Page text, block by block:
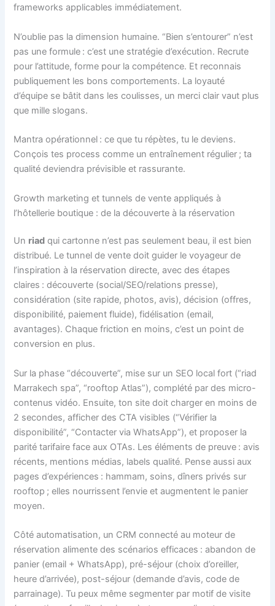
frameworks applicables immédiatement.
N’oublie pas la dimension humaine. “Bien s’entourer” n’est
pas une formule : c’est une stratégie d’exécution. Recrute
pour l’attitude, forme pour la compétence. Et reconnais
publiquement les bons comportements. La loyauté
d’équipe se bâtit dans les coulisses, un merci clair vaut plus
que mille slogans.
Mantra opérationnel : ce que tu répètes, tu le deviens.
Conçois tes process comme un entraînement régulier ; ta
qualité deviendra prévisible et rassurante.
Growth marketing et tunnels de vente appliqués à
l’hôtellerie boutique : de la découverte à la réservation
Un riad qui cartonne n’est pas seulement beau, il est bien
distribué. Le tunnel de vente doit guider le voyageur de
l’inspiration à la réservation directe, avec des étapes
claires : découverte (social/SEO/relations presse),
considération (site rapide, photos, avis), décision (offres,
disponibilité, paiement fluide), fidélisation (email,
avantages). Chaque friction en moins, c’est un point de
conversion en plus.
Sur la phase “découverte”, mise sur un SEO local fort (“riad
Marrakech spa”, “rooftop Atlas”), complété par des micro-
contenus vidéo. Ensuite, ton site doit charger en moins de
2 secondes, afficher des CTA visibles (“Vérifier la
disponibilité”, “Contacter via WhatsApp”), et proposer la
parité tarifaire face aux OTAs. Les éléments de preuve : avis
récents, mentions médias, labels qualité. Pense aussi aux
pages d’expériences : hammam, soins, dîners privés sur
rooftop ; elles nourrissent l’envie et augmentent le panier
moyen.
Côté automatisation, un CRM connecté au moteur de
réservation alimente des scénarios efficaces : abandon de
panier (email + WhatsApp), pré-séjour (choix d’oreiller,
heure d’arrivée), post-séjour (demande d’avis, code de
parrainage). Tu peux même segmenter par motif de visite